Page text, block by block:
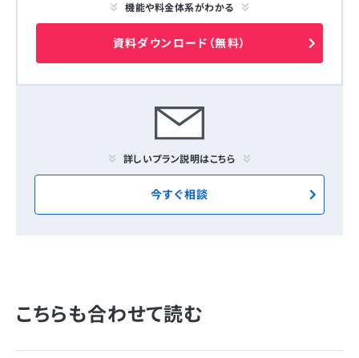
機能や料金体系がわかる
資料ダウンロード（無料）
詳しいプラン説明はこちら
今すぐ相談
こちらも合わせて読む